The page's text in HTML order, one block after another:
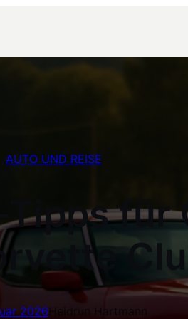
AUTO UND REISE
für
2026Heidrun Hartmann